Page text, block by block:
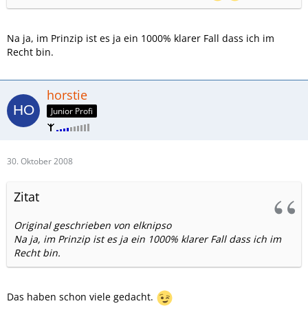
Na ja, im Prinzip ist es ja ein 1000% klarer Fall dass ich im
Recht bin.
horstie
Junior Profi
30. Oktober 2008
Zitat
Original geschrieben von elknipso
Na ja, im Prinzip ist es ja ein 1000% klarer Fall dass ich im
Recht bin.
Das haben schon viele gedacht.